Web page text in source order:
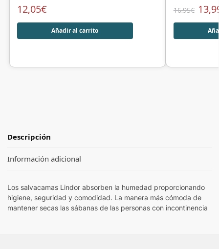
12,05€
Añadir al carrito
16,95€
Descripción
Información adicional
Los salvacamas Lindor absorben la humedad proporcionando
higiene, seguridad y comodidad. La manera más cómoda de
mantener secas las sábanas de las personas con incontinencia